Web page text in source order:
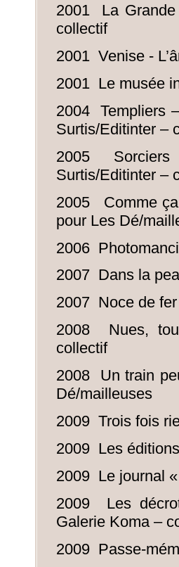
2001 La
collectif
2001 Venise -
2001 Le musée
2004 Templiers
Surtis/Editinter –
2005 Sorciers
Surtis/Editinter –
2005 Comme
pour Les Dé/
2006
2007 Dans la
2007 Noce de
2008 Nues,
collectif
2008 Un train
Dé/mailleuses
2009 Trois fois
2009 Les
2009 Le journal
2009 Les
Galerie Koma –
2009 Passe-